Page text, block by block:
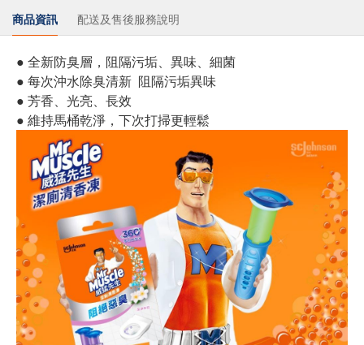
商品資訊 配送及售後服務說明
● 全新防臭層，阻隔污垢、異味、細菌
● 每次沖水除臭清新 阻隔污垢異味
● 芳香、光亮、長效
● 維持馬桶乾淨，下次打掃更輕鬆